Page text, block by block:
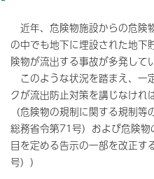
近年、危険物施設からの危険
の中でも地下に埋設された地下
険物が流出する事故が多発して
このような状況を踏まえ、一
クが流出防止対策を講じなけれ
（危険物の規制に関する規制
総務省令第71号）および危険
目を定める告示の一部を改正
号））